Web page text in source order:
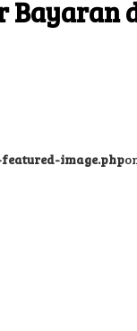
Bayaran
image.php